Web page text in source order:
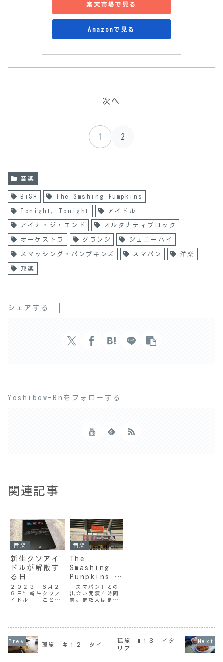
楽天市場で見る
Amazonで見る
次へ
1 2
音楽
BiSH The Smshing Pumpkins
Tonight，Tonight アイドル
アイナ・ジ・エンド オルタナティブロック
オーケストラ グランジ ジェニーハイ
スマッシング・パンプキンズ スマパン 洋楽
邦楽
シェアする
Yoshibow-Bnをフォローする
関連記事
音楽
新生クソアイ
ドルが解散す
る日
２０２３ ６月２
９日‶ 新生クソア
イドル ” こと
アイドル ” は彼
女たちのデビュー
当時のキャッチフ
音楽
The
Smashing
Punpkins 来
日記念！武道
館ライブをレ
ポート
「スマパン」との
出会い開演４時間
前。まだ人はまば
いうニュースを聞
きつけ、チケット
を取ったのが５月
孤旅 ＃１２ タイ
孤旅 #１３ イタ
リア